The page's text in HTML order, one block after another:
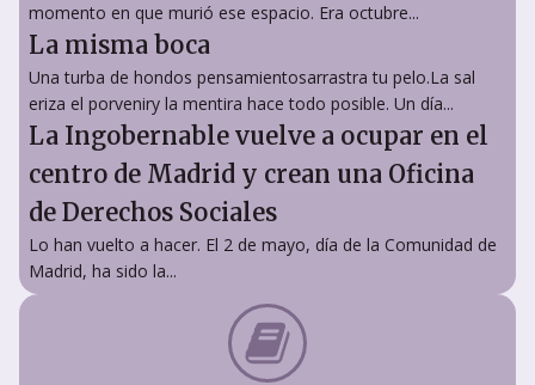
momento en que murió ese espacio. Era octubre...
La misma boca
Una turba de hondos pensamientosarrastra tu pelo.La sal
eriza el porveniry la mentira hace todo posible. Un día...
La Ingobernable vuelve a ocupar en el
centro de Madrid y crean una Oficina
de Derechos Sociales
Lo han vuelto a hacer. El 2 de mayo, día de la Comunidad de
Madrid, ha sido la...